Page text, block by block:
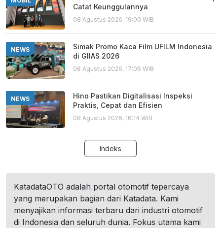
Catat Keunggulannya
08 Agustus 2026, 19:00 WIB
NEWS
Simak Promo Kaca Film UFILM Indonesia
di GIIAS 2026
08 Agustus 2026, 17:06 WIB
NEWS
Hino Pastikan Digitalisasi Inspeksi
Praktis, Cepat dan Efisien
08 Agustus 2026, 16:14 WIB
Indeks
KatadataOTO adalah portal otomotif tepercaya
yang merupakan bagian dari Katadata. Kami
menyajikan informasi terbaru dari industri otomotif
di Indonesia dan seluruh dunia. Fokus utama kami